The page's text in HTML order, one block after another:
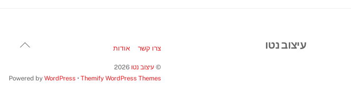
Back
עיצוב נטו צרו קשר אודות
© עיצוב נטו 2026
Powered by WordPress • Themify WordPress Themes